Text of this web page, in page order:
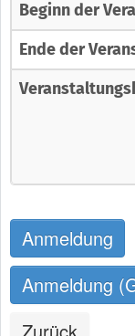
Beginn der
Ende der
Anmeldung
Anmeldung